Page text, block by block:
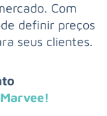
Com
definir preços
seus clientes.